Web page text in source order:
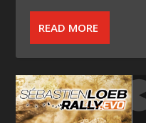
READ MORE